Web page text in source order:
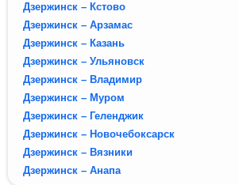
Дзержинск – Кстово
Дзержинск – Арзамас
Дзержинск – Казань
Дзержинск – Ульяновск
Дзержинск – Владимир
Дзержинск – Муром
Дзержинск – Геленджик
Дзержинск – Новочебоксарск
Дзержинск – Вязники
Дзержинск – Анапа